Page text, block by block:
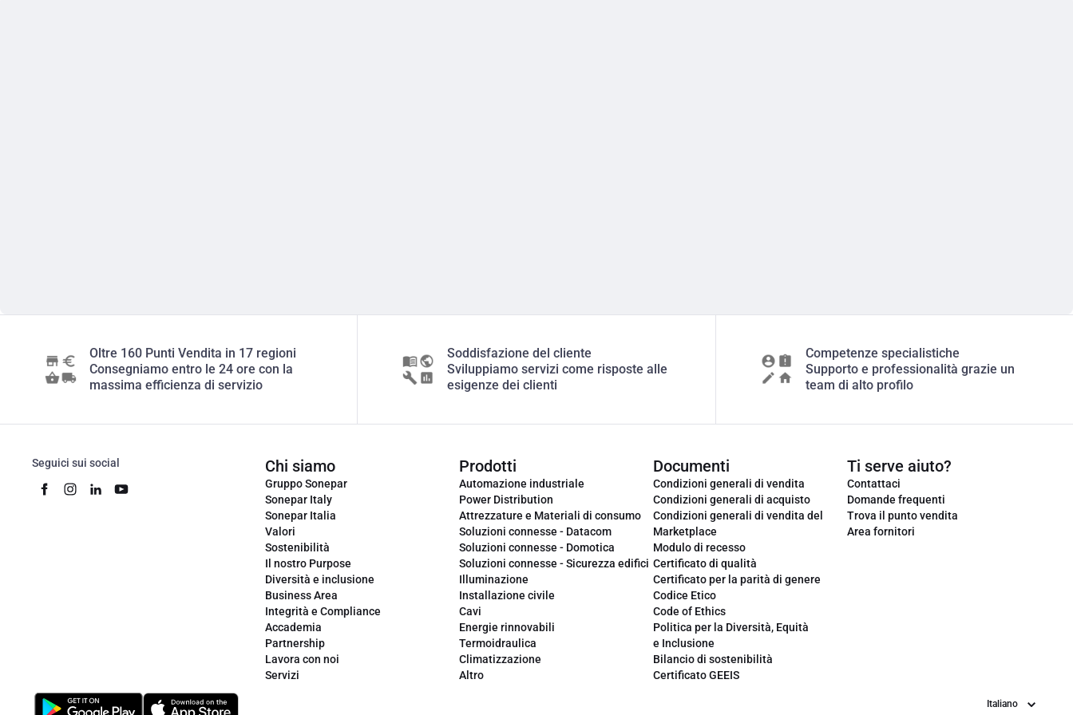
Oltre 160 Punti Vendita in 17 regioni
Consegniamo entro le 24 ore con la
massima efficienza di servizio
Soddisfazione del cliente
Sviluppiamo servizi come risposte alle
esigenze dei clienti
Competenze specialistiche
Supporto e professionalità grazie un
team di alto profilo
Seguici sui social Chi siamo
Gruppo Sonepar
Sonepar Italy
Sonepar Italia
Valori
Sostenibilità
Il nostro Purpose
Diversità e inclusione
Business Area
Integrità e Compliance
Accademia
Partnership
Lavora con noi
Servizi
Prodotti
Automazione industriale
Power Distribution
Attrezzature e Materiali di consumo
Soluzioni connesse - Datacom
Soluzioni connesse - Domotica
Soluzioni connesse - Sicurezza edifici
Illuminazione
Installazione civile
Cavi
Energie rinnovabili
Termoidraulica
Climatizzazione
Altro
Documenti
Condizioni generali di vendita
Condizioni generali di acquisto
Condizioni generali di vendita del
Marketplace
Modulo di recesso
Certificato di qualità
Certificato per la parità di genere
Codice Etico
Code of Ethics
Politica per la Diversità, Equità
e Inclusione
Bilancio di sostenibilità
Certificato GEEIS
Ti serve aiuto?
Contattaci
Domande frequenti
Trova il punto vendita
Area fornitori
Lingua